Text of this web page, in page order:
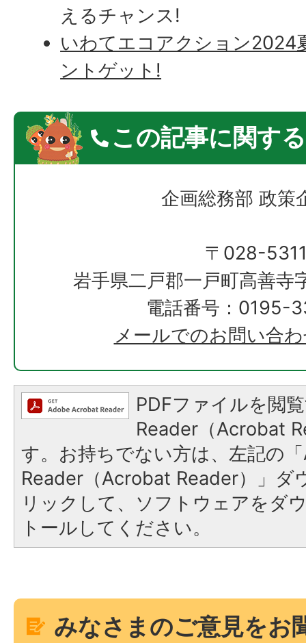
えるチャンス!
いわてエコアクション2024
ントゲット!
この記事に関す
企画総務部 政策
〒028-
岩手県二戸郡一戸町高善寺
電話番号：0195-
メールでのお問い合
PDFファイルを閲
Reader（Acrobat
す。お持ちでない方は、左記の
Reader（Acrobat Reader）」ダ
リックして、ソフトウェアをダ
トールしてください。
みなさまのご意見をお